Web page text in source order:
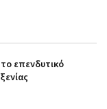
επενδυτικό